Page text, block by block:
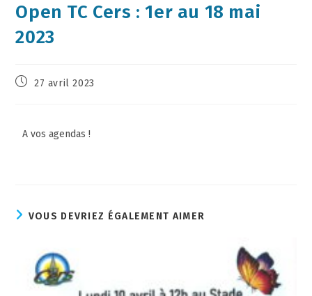
Open TC Cers : 1er au 18 mai
2023
27 avril 2023
A vos agendas !
VOUS DEVRIEZ ÉGALEMENT AIMER